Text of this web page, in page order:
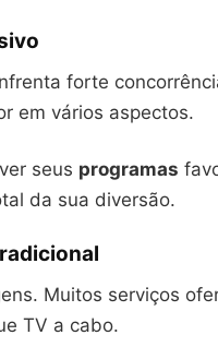
forte
em vários aspectos.
seus programas
da sua diversão.
Muitos serviços
TV a cabo.